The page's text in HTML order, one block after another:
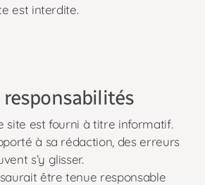
est interdite.
site est fourni à titre informatif.
à sa rédaction, des erreurs
s’y glisser.
être tenue responsable